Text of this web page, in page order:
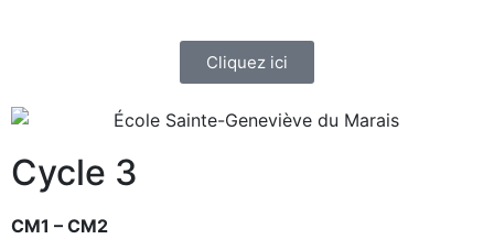
Cliquez ici
Cycle 3
CM1 – CM2